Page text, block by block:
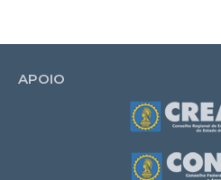
APOIO